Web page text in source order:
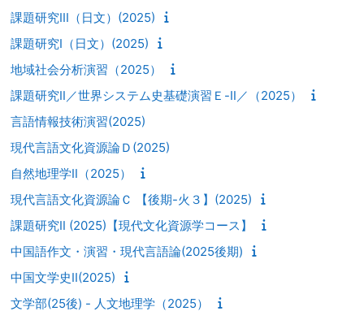
課題研究III（日文）(2025)
課題研究I（日文）(2025)
地域社会分析演習（2025）
課題研究Ⅱ／世界システム史基礎演習Ｅ-Ⅱ／（2025）
言語情報技術演習(2025)
現代言語文化資源論Ｄ(2025)
自然地理学Ⅱ（2025）
現代言語文化資源論Ｃ 【後期-火３】(2025)
課題研究Ⅱ (2025)【現代文化資源学コース】
中国語作文・演習・現代言語論(2025後期)
中国文学史II(2025)
文学部(25後) - 人文地理学（2025）